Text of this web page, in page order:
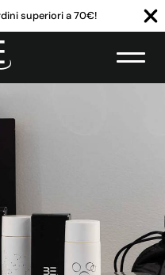
superiori a 70€!